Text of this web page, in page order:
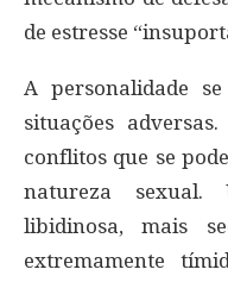
de estresse
A personalidade
situações
conflitos que se
natureza sexual.
libidinosa, mais
extremamente